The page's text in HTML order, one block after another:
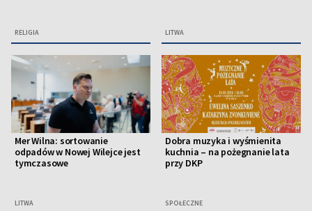
RELIGIA LITWA
Mer Wilna: sortowanie
odpadów w Nowej Wilejce jest
tymczasowe
LITWA
Dobra muzyka i wyśmienita
kuchnia – na pożegnanie lata
przy DKP
SPOŁECZNE